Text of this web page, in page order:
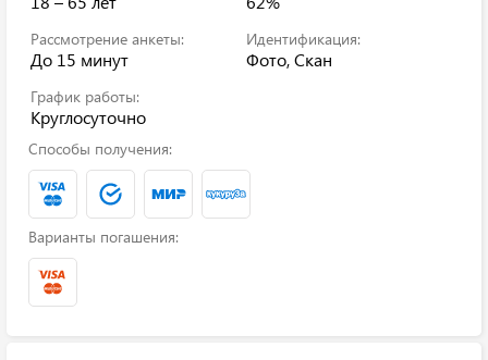
Рассмотрение анкеты:
До 15 минут
Идентификация:
Фото, Скан
График работы:
Круглосуточно
Способы получения:
Варианты погашения: